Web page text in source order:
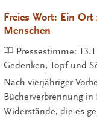
Freies Wort: Ein
Menschen
Pressestimme:
Gedenken, Topf und
Nach vierjähriger
Bücherverbrennung
Widerstände, die es